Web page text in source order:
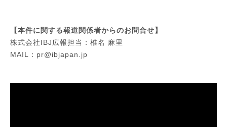
【本件に関する報道関係者からのお問合せ】
株式会社IBJ広報担当：椎名 麻里
MAIL：pr@ibjapan.jp